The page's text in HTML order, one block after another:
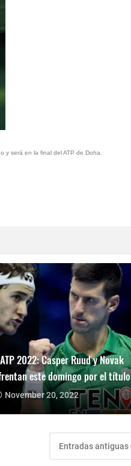
y será en la final del ATP de Doha.
2022: Casper Ruud y Novak
este domingo por el título
November 20, 2022
Entradas antiguas